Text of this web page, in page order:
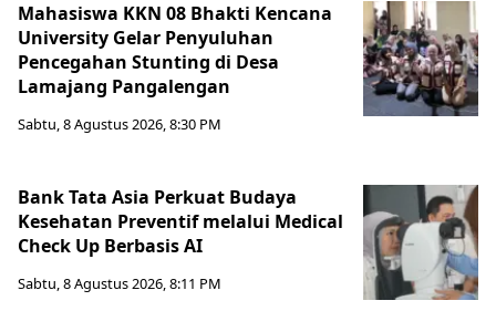
Mahasiswa KKN 08 Bhakti Kencana
University Gelar Penyuluhan
Pencegahan Stunting di Desa
Lamajang Pangalengan
Sabtu, 8 Agustus 2026, 8:30 PM
Bank Tata Asia Perkuat Budaya
Kesehatan Preventif melalui Medical
Check Up Berbasis AI
Sabtu, 8 Agustus 2026, 8:11 PM